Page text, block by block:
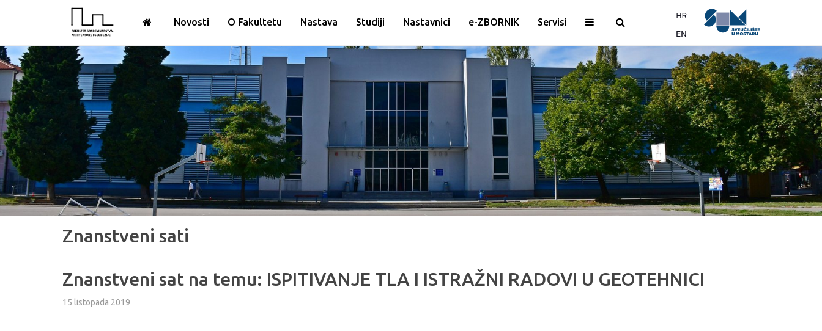
Novosti O Fakultetu Nastava Studiji Nastavnici e-ZBORNIK Servisi
Znanstveni sati
Znanstveni sat na temu: ISPITIVANJE TLA I ISTRAŽNI RADOVI U GEOTEHNICI
15 listopada 2019